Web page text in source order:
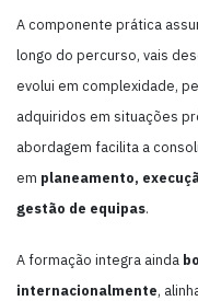
A componente prática
longo do percurso, vais
evolui em complexidade,
adquiridos em situações
abordagem facilita a
em planeamento,
gestão de equipas.
A formação integra ainda
internacionalmente,